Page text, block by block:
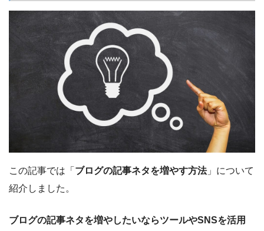
この記事では「 ブログの記事ネタを増やす方法」について
紹介しました。
ブログの記事ネタを増やしたいならツールやSNSを活用